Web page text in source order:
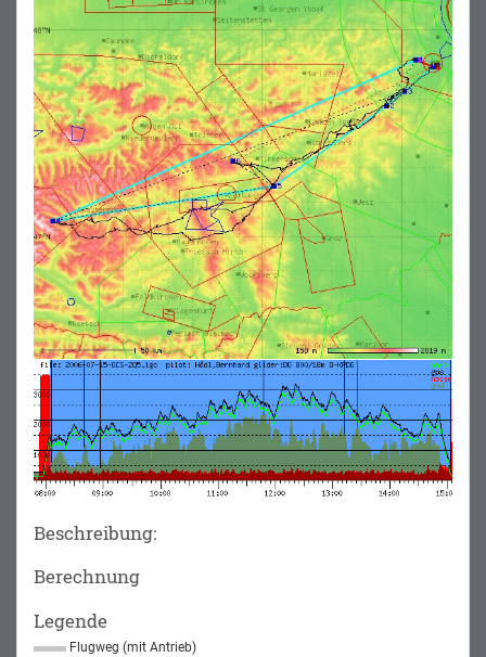
Beschreibung:
Berechnung
Legende
Flugweg (mit Antrieb)